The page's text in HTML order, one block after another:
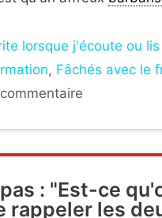
lorsque j'écoute ou lis
, Fâchés avec le
: "Est-ce
rappeler les